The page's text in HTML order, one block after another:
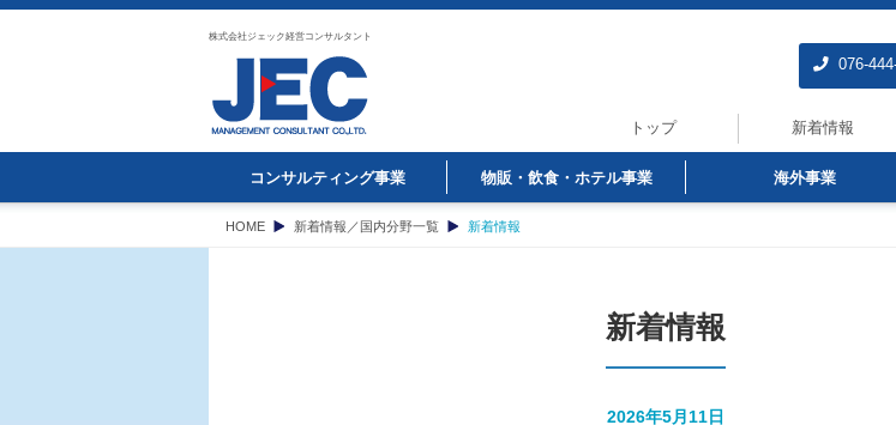
株式会社ジェック経営コンサルタント
076-
トップ 新着情報
コンサルティング事業 物販・飲食・ホテル事業 海外事業
HOME 新着情報／国内分野一覧 新着情報
新着情報
2026年5月11日